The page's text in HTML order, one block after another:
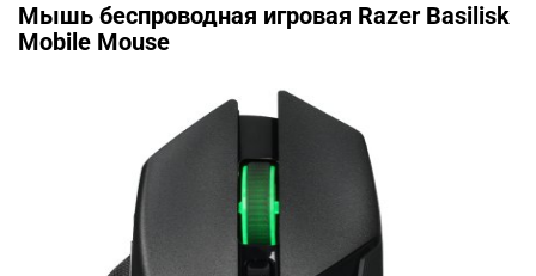
Мышь беспроводная игровая Razer Basilisk
Mobile Mouse